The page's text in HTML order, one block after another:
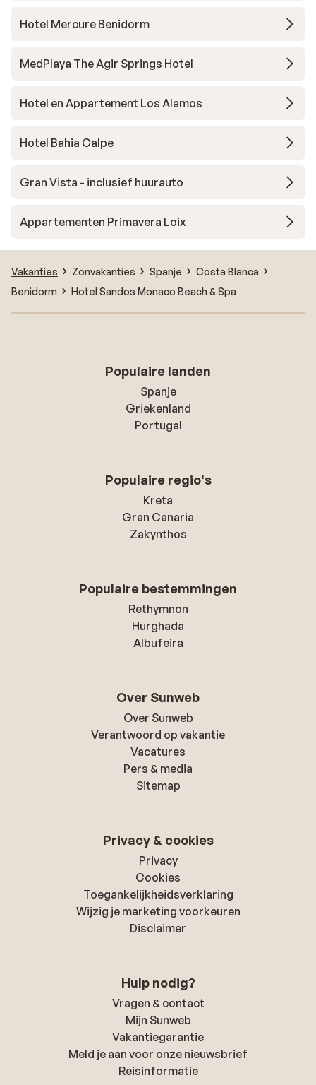
Hotel Mercure Benidorm
MedPlaya The Agir Springs Hotel
Hotel en Appartement Los Alamos
Hotel Bahia Calpe
Gran Vista - inclusief huurauto
Appartementen Primavera Loix
Vakanties Zonvakanties Spanje
Costa Blanca
Benidorm
Hotel Sandos Monaco Beach & Spa
Populaire landen
Spanje
Griekenland
Portugal
Populaire regio's
Kreta
Gran Canaria
Zakynthos
Populaire bestemmingen
Rethymnon
Hurghada
Albufeira
Over Sunweb
Over Sunweb
Verantwoord op vakantie
Vacatures
Pers & media
Sitemap
Privacy & cookies
Privacy
Cookies
Toegankelijkheidsverklaring
Wijzig je marketing voorkeuren
Disclaimer
Hulp nodig?
Vragen & contact
Mijn Sunweb
Vakantiegarantie
Meld je aan voor onze nieuwsbrief
Reisinformatie